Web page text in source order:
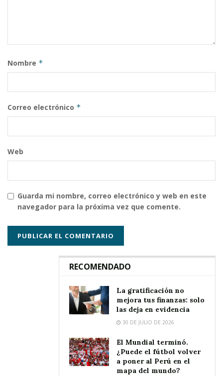
Nombre *
Correo electrónico *
Web
Guarda mi nombre, correo electrónico y web en este
navegador para la próxima vez que comente.
RECOMENDADO
La gratificación no
mejora tus finanzas: solo
las deja en evidencia
30 DE JULIO DE 2026
El Mundial terminó.
¿Puede el fútbol volver
a poner al Perú en el
mapa del mundo?